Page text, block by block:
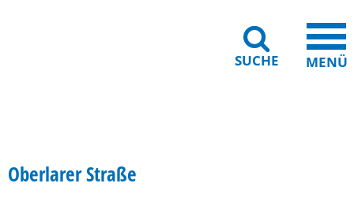
SUCHE MENÜ
Oberlarer Straße